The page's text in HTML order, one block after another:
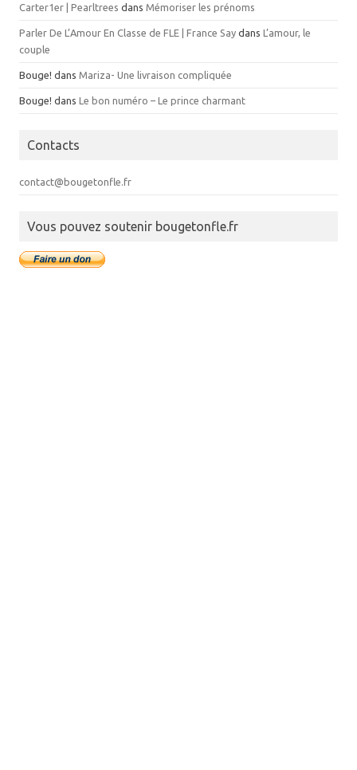
Carter1er | Pearltrees dans Mémoriser les prénoms
Parler De L’Amour En Classe de FLE | France Say dans L’amour, le
couple
Bouge! dans Mariza- Une livraison compliquée
Bouge! dans Le bon numéro – Le prince charmant
Contacts
contact@bougetonfle.fr
Vous pouvez soutenir bougetonfle.fr